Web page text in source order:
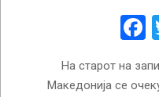
На старот на
Македонија се